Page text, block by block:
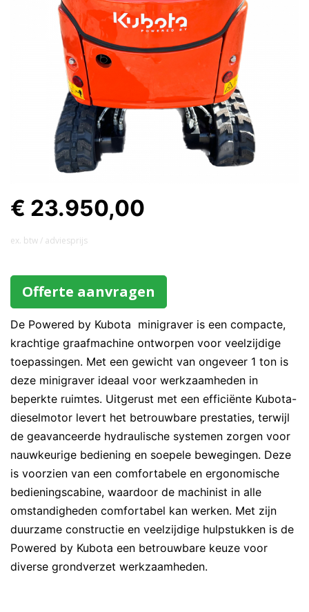
€ 23.950,00
ex. btw / adviesprijs
Offerte aanvragen
De Powered by Kubota minigraver is een compacte,
krachtige graafmachine ontworpen voor veelzijdige
toepassingen. Met een gewicht van ongeveer 1 ton is
deze minigraver ideaal voor werkzaamheden in
beperkte ruimtes. Uitgerust met een efficiënte Kubota-
dieselmotor levert het betrouwbare prestaties, terwijl
de geavanceerde hydraulische systemen zorgen voor
nauwkeurige bediening en soepele bewegingen. Deze
is voorzien van een comfortabele en ergonomische
bedieningscabine, waardoor de machinist in alle
omstandigheden comfortabel kan werken. Met zijn
duurzame constructie en veelzijdige hulpstukken is de
Powered by Kubota een betrouwbare keuze voor
diverse grondverzet werkzaamheden.